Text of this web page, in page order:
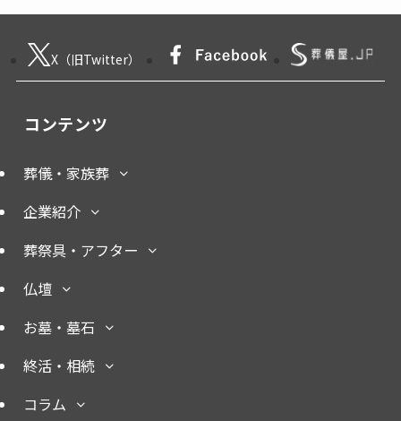
X（旧Twitter）
コンテンツ
葬儀・家族葬
企業紹介
葬祭具・アフター
仏壇
お墓・墓石
終活・相続
コラム